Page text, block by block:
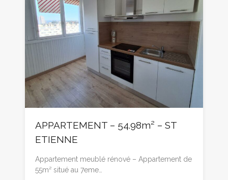
APPARTEMENT – 54.98m² – ST
ETIENNE
Appartement meublé rénové – Appartement de
55m² situé au 7eme…